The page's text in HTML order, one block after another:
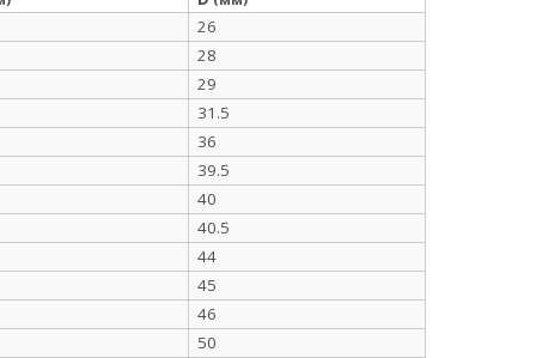
26
28
29
31.5
36
39.5
40
40.5
44
45
46
50